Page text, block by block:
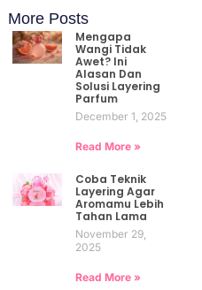
More Posts
Mengapa
Wangi Tidak
Awet? Ini
Alasan Dan
Solusi Layering
Parfum
December 1, 2025
Read More »
Coba Teknik
Layering Agar
Aromamu Lebih
Tahan Lama
November 29,
2025
Read More »